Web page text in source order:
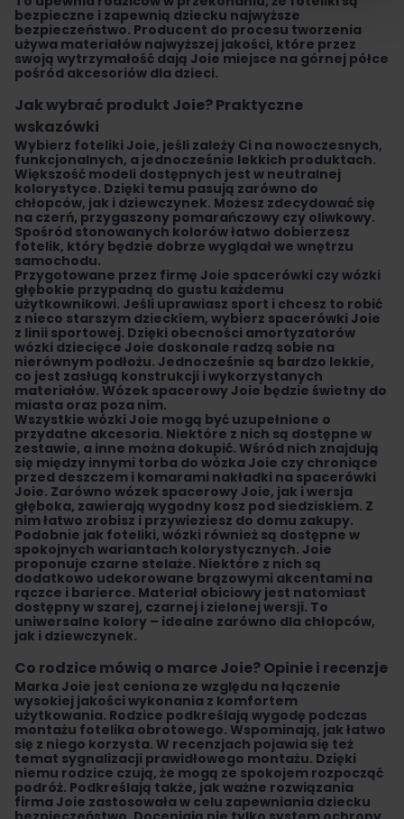
bezpieczne i zapewnią dziecku najwyższe
bezpieczeństwo. Producent do procesu tworzenia
używa materiałów najwyższej jakości, które przez
swoją wytrzymałość dają Joie miejsce na górnej półce
pośród akcesoriów dla dzieci.
Jak wybrać produkt Joie? Praktyczne
wskazówki
Wybierz foteliki Joie, jeśli zależy Ci na nowoczesnych,
funkcjonalnych, a jednocześnie lekkich produktach.
Większość modeli dostępnych jest w neutralnej
kolorystyce. Dzięki temu pasują zarówno do
chłopców, jak i dziewczynek. Możesz zdecydować się
na czerń, przygaszony pomarańczowy czy oliwkowy.
Spośród stonowanych kolorów łatwo dobierzesz
fotelik, który będzie dobrze wyglądał we wnętrzu
samochodu.
Przygotowane przez firmę Joie spacerówki czywózki
głębokie przypadną do gustu każdemu
użytkownikowi. Jeśli uprawiasz sport i chcesz to robić
z nieco starszym dzieckiem, wybierz spacerówki Joie
z linii sportowej. Dzięki obecności amortyzatorów
wózki dziecięce Joie doskonale radzą sobie na
nierównym podłożu. Jednocześnie są bardzo lekkie,
co jest zasługą konstrukcji i wykorzystanych
materiałów. Wózek spacerowy Joie będzie świetny do
miasta oraz poza nim.
Wszystkie wózki Joie mogą być uzupełnione o
przydatne akcesoria. Niektóre z nich są dostępne w
zestawie, a inne można dokupić. Wśród nich znajdują
się między innymi torba do wózka Joie czy chroniące
przed deszczem i komarami nakładki na spacerówki
Joie. Zarówno wózek spacerowy Joie, jak i wersja
głęboka, zawierają wygodny kosz pod siedziskiem. Z
nim łatwo zrobisz i przywieziesz do domu zakupy.
Podobnie jak foteliki, wózki również są dostępne w
spokojnych wariantach kolorystycznych. Joie
proponuje czarne stelaże. Niektóre z nich są
dodatkowo udekorowane brązowymi akcentami na
rączce i barierce. Materiał obiciowy jest natomiast
dostępny w szarej, czarnej i zielonej wersji. To
uniwersalne kolory – idealne zarówno dla chłopców,
jak i dziewczynek.
Co rodzice mówią o marce Joie? Opinie i recenzje
Marka Joie jest ceniona ze względu na łączenie
wysokiej jakości wykonania z komfortem
użytkowania. Rodzice podkreślają wygodę podczas
montażu fotelika obrotowego. Wspominają, jak łatwo
się z niego korzysta. W recenzjach pojawia się też
temat sygnalizacji prawidłowego montażu. Dzięki
niemu rodzice czują, że mogą ze spokojem rozpocząć
podróż. Podkreślają także, jak ważne rozwiązania
firma Joie zastosowała w celu zapewniania dziecku